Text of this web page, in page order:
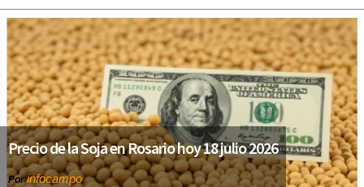
Precio de la Soja en Rosario hoy 18 julio 2026
Porinfocampo